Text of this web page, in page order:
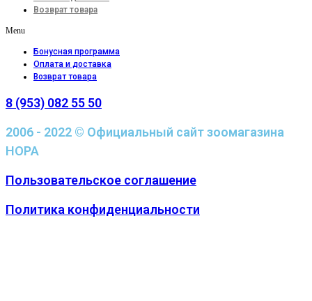
Возврат товара
Menu
Бонусная программа
Оплата и доставка
Возврат товара
8 (953) 082 55 50
2006 - 2022 © Официальный сайт зоомагазина
НОРА
Пользовательское соглашение
Политика конфиденциальности